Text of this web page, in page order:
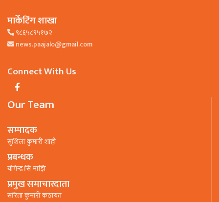
मार्केटिंग शाखा
९८६५८९५१७२
news.paajalo@gmail.com
Connect With Us
Our Team
सम्पादक
सुशिला कुमारी शाही
प्रबन्धक
याेगेन्द्र सिं माझि
प्रमुख समाचारदाता
सरिता कुमारी कठायत